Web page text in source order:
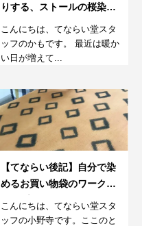
りする、ストールの桜染め
体験。2月
こんにちは、てならい堂スタ
ッフのかもです。 最近は暖か
い日が増えて...
【てならい後記】自分で染
めるお買い物袋のワークシ
ョップ
こんにちは、てならい堂スタ
ッフの小野寺です。ここのと